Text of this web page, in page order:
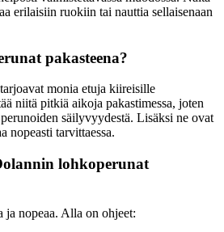
erilaisiin ruokiin tai nauttia sellaisenaan
pakasteena?
monia etuja kiireisille
niitä pitkiä aikoja pakastimessa, joten
säilyvyydestä. Lisäksi ne ovat
nopeasti tarvittaessa.
lohkoperunat
ja nopeaa. Alla on ohjeet: